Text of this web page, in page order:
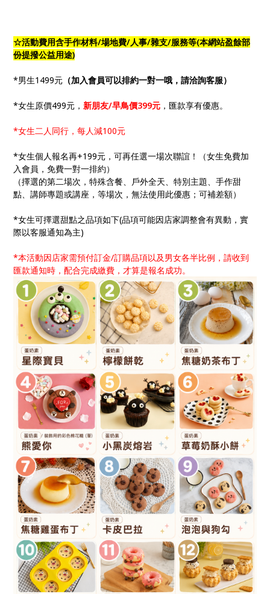
☆活動費用含手作材料/場地費/人事/雜支/服務等(本網站盈餘部
份提撥公益用途)
*男生1499元 （加入會員可以排約一對一哦，請洽詢客服）
*女生原價499元，新朋友/早鳥價399元 ，匯款享有優惠。
*女生二人同行，每人減100元
*女生個人報名再+199元，可再任選一場次聯誼！（女生免費加
入會員，免費一對一排約）
（擇選的第二場次，特殊含餐、戶外全天、特別主題、手作甜
點、講師專題或講座，等場次，無法使用此優惠；可補差額）
*女生可擇選甜點之品項如下(品項可能因店家調整會有異動，實
際以客服通知為主)
*本活動因店家需預付訂金/訂購品項以及男女各半比例，請收到
匯款通知時，配合完成繳費，才算是報名成功。